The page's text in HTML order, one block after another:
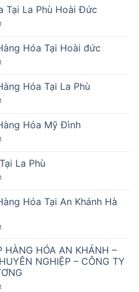
An
Khánh
Hoài
Xếp
Hàng
Hoá
La
Hoài
Tại La Phù Hoài Đức
ở
Xếp
Hàng
Hóa
La
Hoài
Hóa Tại Hoài đức
ở
Vụ
Bốc
Xếp
Hóa
Hoài
Hóa Tại La Phù
ở
Vụ
Bốc
Xếp
Hóa
Tại
La
Hóa Mỹ Đình
ở
Vụ
Bốc
Xếp
Hóa
La Phù
ở
Vụ
Bốc
Tại
Phù
Hóa Tại An Khánh Hà
ở
Vụ
Bốc
Xếp
Hàng
Hóa
HÀNG HÓA AN KHÁNH –
NGHIỆP – CÔNG TY
ở